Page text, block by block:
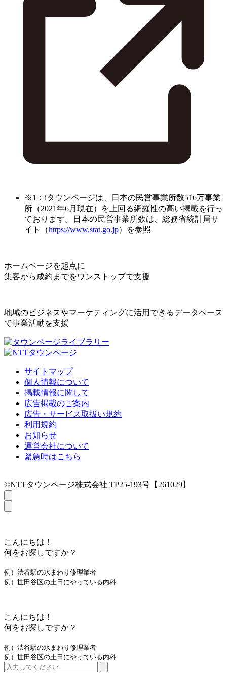
※1：iタウンページは、日本の民営事業所数516万事業
所（2021年6月現在）を上回る網羅性の高い掲載を行っ
ております。日本の民営事業所数は、総務省統計局サ
イト（https://www.stat.go.jp）を参照
ホームページを起点に
集客から成約までをワンストップで支援
地域のビジネスやマーケティングに活用できるデータベース
で事業活動を支援
サイトマップ
個人情報について
掲載情報に関して
広告掲載のご案内
広告・サービス取扱い規約
利用規約
お知らせ
運営会社について
緊急時はこちら
©NTTタウンページ株式会社 TP25-193号【261029】
こんにちは！
何をお探しですか？
例）渋谷駅の水まわり修理業者
例）世田谷区の土日にやっている内科
こんにちは！
何をお探しですか？
例）渋谷駅の水まわり修理業者
例）世田谷区の土日にやっている内科